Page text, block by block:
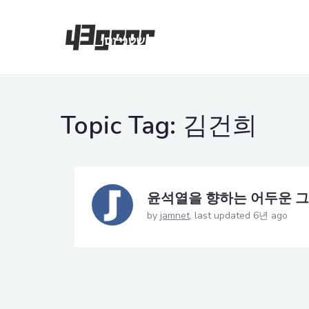
Topic Tag: 김건희
윤석열을 향하는 어두운
by jamnet last updated 6년 ago